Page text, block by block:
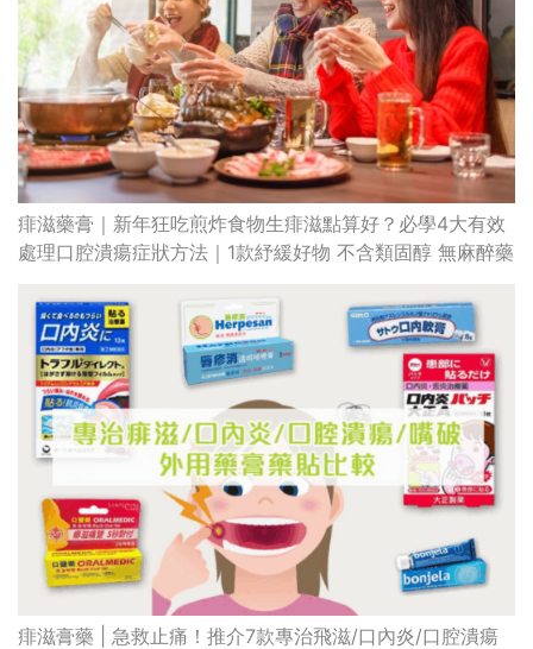
痱滋藥膏｜新年狂吃煎炸食物生痱滋點算好？必學4大有效
處理口腔潰瘍症狀方法｜1款紓緩好物 不含類固醇 無麻醉藥
痱滋膏藥 | 急救止痛！推介7款專治飛滋/口內炎/口腔潰瘍